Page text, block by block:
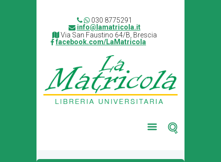
030 8775291
info@lamatricola.it
Via San Faustino 64/B, Brescia
facebook.com/LaMatricola